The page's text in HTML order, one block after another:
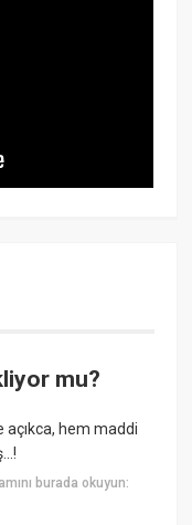
mu?
açıkca, hem maddi
burada okuyun: